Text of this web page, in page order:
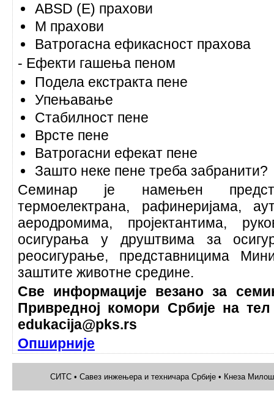
ABSD (E) прахови
М прахови
Ватрогасна ефикасност прахова
- Ефекти гашења пеном
Подела екстракта пене
Упењавање
Стабилност пене
Врсте пене
Ватрогасни ефекат пене
Зашто неке пене треба забранити?
Семинар је намењен
термоелектрана, рафинеријама,
аеродромима, пројектантима,
осигурања у друштвима за
реосигурање, представницима
заштите животне средине.
Све информације везано за
Привредној комори Србије на тел
edukacija@pks.rs
Опширније
СИТС • Савез инжењера и техничара Србије • Кнеза